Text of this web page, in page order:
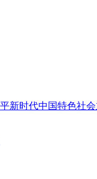
新时代中国特色社